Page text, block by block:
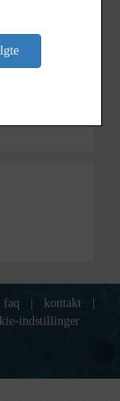
faq kontakt
indstillinger